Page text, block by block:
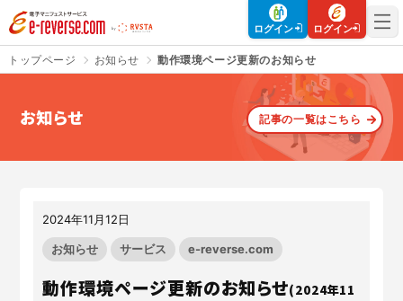
電子マニフェストサービス | e-reverse.com（イーリバースドットコ
ログイン ログイン
さよなら、紙マニフェスト
サービスサイトを見る
建設現場をICTでスマートに
トップページ お知らせ 動作環境ページ更新のお知らせ
お知らせ 記事の一覧はこちら
2024年11月12日
お知らせ サービス e-reverse.com
動作環境ページ更新のお知らせ(2024年11